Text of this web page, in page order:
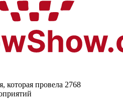
которая провела 2768